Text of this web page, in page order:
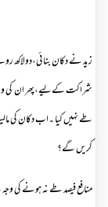
زید نے دکان بنا ئی،دولاکھ
شراکت کےلیے،پھر ان کی
طے نہیں کیا ۔اب دکان کی
کریں گے؟
منافع فیصد طے نہ ہونے